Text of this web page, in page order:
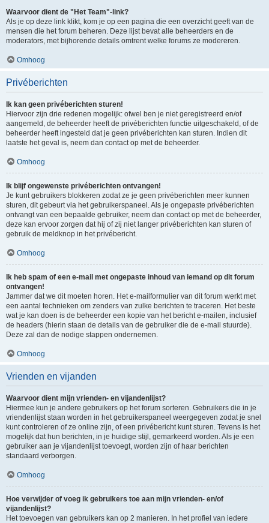
Waarvoor dient de "Het Team"-link?
Als je op deze link klikt, kom je op een pagina die een overzicht geeft van de
mensen die het forum beheren. Deze lijst bevat alle beheerders en de
moderators, met bijhorende details omtrent welke forums ze modereren.
Omhoog
Privéberichten
Ik kan geen privéberichten sturen!
Hiervoor zijn drie redenen mogelijk: ofwel ben je niet geregistreerd en/of
aangemeld, de beheerder heeft de privéberichten functie uitgeschakeld, of de
beheerder heeft ingesteld dat je geen privéberichten kan sturen. Indien dit
laatste het geval is, neem dan contact op met de beheerder.
Omhoog
Ik blijf ongewenste privéberichten ontvangen!
Je kunt gebruikers blokkeren zodat ze je geen privéberichten meer kunnen
sturen, dit gebeurt via het gebruikerspaneel. Als je ongepaste privéberichten
ontvangt van een bepaalde gebruiker, neem dan contact op met de beheerder,
deze kan ervoor zorgen dat hij of zij niet langer privéberichten kan sturen of
gebruik de meldknop in het privébericht.
Omhoog
Ik heb spam of een e-mail met ongepaste inhoud van iemand op dit forum
ontvangen!
Jammer dat we dit moeten horen. Het e-mailformulier van dit forum werkt met
een aantal technieken om zenders van zulke berichten te traceren. Het beste
wat je kan doen is de beheerder een kopie van het bericht e-mailen, inclusief
de headers (hierin staan de details van de gebruiker die de e-mail stuurde).
Deze zal dan de nodige stappen ondernemen.
Omhoog
Vrienden en vijanden
Waarvoor dient mijn vrienden- en vijandenlijst?
Hiermee kun je andere gebruikers op het forum sorteren. Gebruikers die in je
vriendenlijst staan worden in het gebruikerspaneel weergegeven zodat je snel
kunt controleren of ze online zijn, of een privébericht kunt sturen. Tevens is het
mogelijk dat hun berichten, in je huidige stijl, gemarkeerd worden. Als je een
gebruiker aan je vijandenlijst toevoegt, worden zijn of haar berichten
standaard verborgen.
Omhoog
Hoe verwijder of voeg ik gebruikers toe aan mijn vrienden- en/of
vijandenlijst?
Het toevoegen van gebruikers kan op 2 manieren. In het profiel van iedere